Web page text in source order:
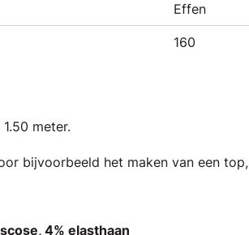
Effen
160
meter.
bijvoorbeeld het maken van een top,
4% elasthaan